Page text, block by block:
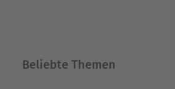
Beliebte Themen